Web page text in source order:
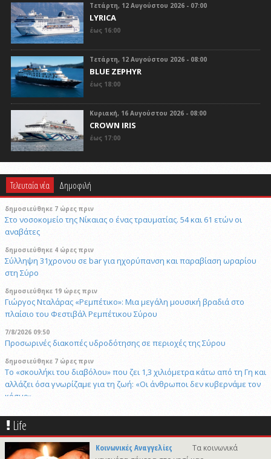
Τετάρτη, 12 Αυγούστου 2026 - 07:00
LYRICA
έως 16:00
Τετάρτη, 12 Αυγούστου 2026 - 08:00
BLUE ZEPHYR
έως 18:00
Κυριακή, 16 Αυγούστου 2026 - 08:00
CROWN IRIS
έως 17:00
Τελευταία νέα Δημοφιλή
δημοσιεύθηκε 7 ώρες πριν
Στο νοσοκομείο της Νίκαιας ο ένας τραυματίας. 54 και 61 ετών οι
αναβάτες
δημοσιεύθηκε 4 ώρες πριν
Σύλληψη 31χρονου σε bar για ηχορύπανση και παραβίαση ωραρίου
στη Σύρο
δημοσιεύθηκε 19 ώρες πριν
Γιώργος Νταλάρας «Ρεμπέτικο»: Μια μεγάλη μουσική βραδιά στο
πλαίσιο του Φεστιβάλ Ρεμπέτικου Σύρου
7/8/2026 09:50
Προσωρινές διακοπές υδροδότησης σε περιοχές της Σύρου
δημοσιεύθηκε 7 ώρες πριν
Το «σκουλήκι του διαβόλου» που ζει 1,3 χιλιόμετρα κάτω από τη Γη και
αλλάζει όσα γνωρίζαμε για τη ζωή: «Οι άνθρωποι δεν κυβερνάμε τον
κόσμο»
δημοσιεύθηκε 7 ώρες πριν
Επανεκλογή του Αθ. Κουσαθανά - Μέγα στη θέση του Προέδρου του
Λιμενικού Ταμείου Μυκόνου
6/8/2026 22:03
Life
Κοινωνικές Αναγγελίες
Τα κοινωνικά